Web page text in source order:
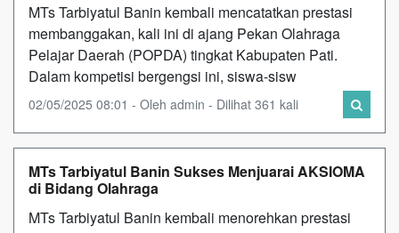
MTs Tarbiyatul Banin kembali mencatatkan prestasi
membanggakan, kali ini di ajang Pekan Olahraga
Pelajar Daerah (POPDA) tingkat Kabupaten Pati.
Dalam kompetisi bergengsi ini, siswa-sisw
02/05/2025 08:01 - Oleh admin - Dilihat 361 kali
MTs Tarbiyatul Banin Sukses Menjuarai AKSIOMA
di Bidang Olahraga
MTs Tarbiyatul Banin kembali menorehkan prestasi